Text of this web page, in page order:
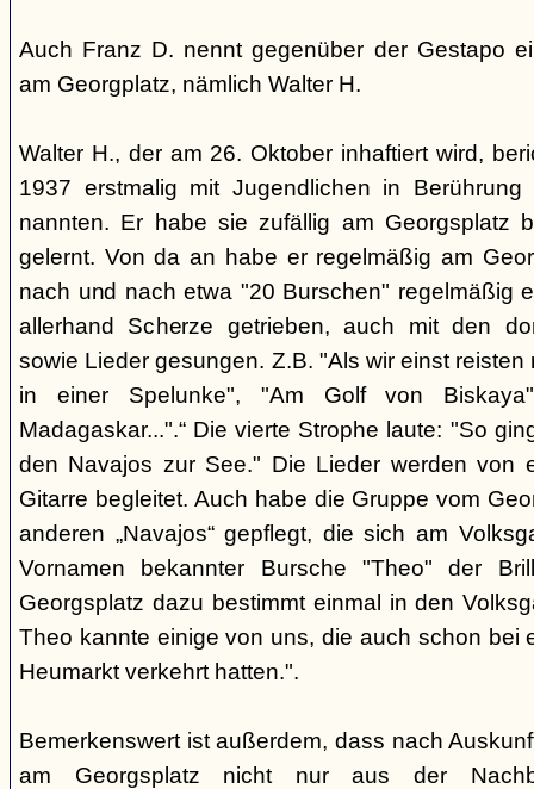
Auch Franz D. nennt gegenüber der Gestapo
am Georgplatz, nämlich Walter H.
Walter H., der am 26. Oktober inhaftiert wird,
1937 erstmalig mit Jugendlichen in
nannten. Er habe sie zufällig am Georgsplatz
gelernt. Von da an habe er regelmäßig am
nach und nach etwa "20 Burschen" regelmäßig
allerhand Scherze getrieben, auch mit den
sowie Lieder gesungen. Z.B. "Als wir einst
in einer Spelunke", "Am Golf von
Madagaskar...".“ Die vierte Strophe laute: "So
den Navajos zur See." Die Lieder werden von
Gitarre begleitet. Auch habe die Gruppe vom
anderen „Navajos“ gepflegt, die sich am
Vornamen bekannter Bursche "Theo" der
Georgsplatz dazu bestimmt einmal in den
Theo kannte einige von uns, die auch schon bei
Heumarkt verkehrt hatten.".
Bemerkenswert ist außerdem, dass nach
am Georgsplatz nicht nur aus der